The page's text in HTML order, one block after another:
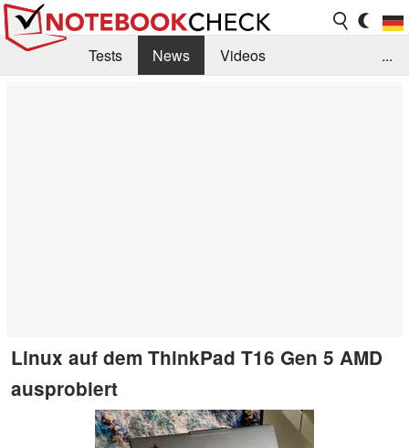
Tests News
Videos
...
Linux auf dem ThinkPad T16 Gen 5 AMD
ausprobiert